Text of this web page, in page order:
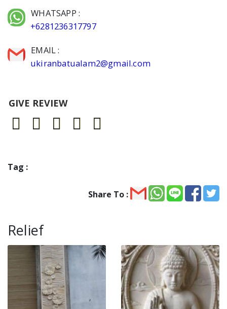
WHATSAPP :
+6281236317797
EMAIL :
ukiranbatualam2@gmail.com
GIVE REVIEW
Tag :
Share To :
Relief